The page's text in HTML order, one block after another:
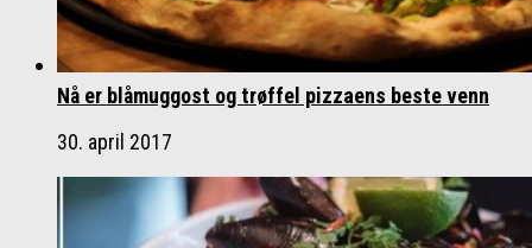
Nå er blåmuggost og trøffel pizzaens beste venn
30. april 2017